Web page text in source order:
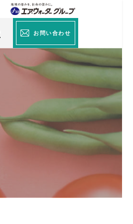
お問い合わせ